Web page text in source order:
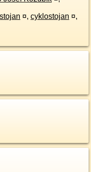
¤, cyklostojan ¤,